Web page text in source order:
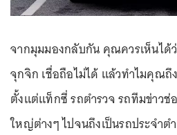
จากมุมมองกลับกัน คุณควรเห็นได้
จุกจิก เชื่อถือไม่ได้ แล้วทำไมคุณถึ
ตั้งแต่แท็กซี่ รถตำรวจ รถทีมข่าวช่
ใหญ่ต่างๆ ไปจนถึงเป็นรถประจำต